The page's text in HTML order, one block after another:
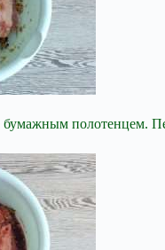
полотенцем.